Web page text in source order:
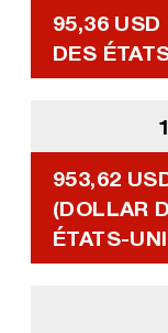
95,36 USD
DES
953,62
(DOLLAR
ÉTATS-